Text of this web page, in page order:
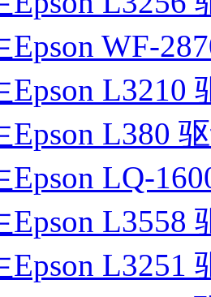
Epson WF-
Epson L3210
Epson L380
Epson LQ-
Epson L3558
Epson L3251